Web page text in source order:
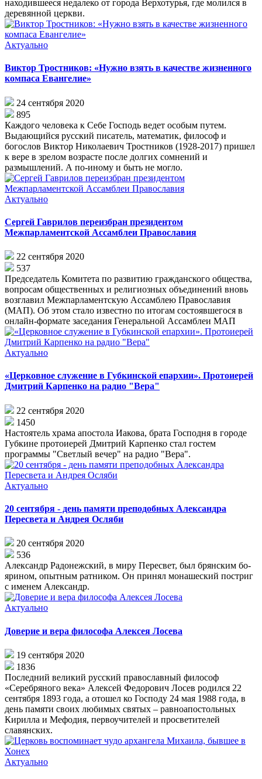
находившееся недалеко от города Верхотурья, где молился в
деревянной церкви.
Актуально
Виктор Тростников: «Нужно взять в качестве жизненного
компаса Евангелие»
24 сентября 2020
895
Каждого человека к Себе Господь ведет особым путем.
Выдающийся русский писатель, математик, философ и
богослов Виктор Николаевич Тростников (1928-2017) пришел
к вере в зрелом возрасте после долгих сомнений и
размышлений. А по-иному и быть не могло.
Актуально
Сергей Гаврилов переизбран президентом
Межпарламентской Ассамблеи Православия
22 сентября 2020
537
Председатель Комитета по развитию гражданского общества,
вопросам общественных и религиозных объединений вновь
возглавил Межпарламентскую Ассамблею Православия
(МАП). Об этом стало известно по итогам состоявшегося в
онлайн-формате заседания Генеральной Ассамблеи МАП
Актуально
«Церковное служение в Губкинской епархии». Протоиерей
Дмитрий Карпенко на радио "Вера"
22 сентября 2020
1450
Настоятель храма апостола Иакова, брата Господня в городе
Губкине протоиерей Дмитрий Карпенко стал гостем
программы "Светлый вечер" на радио "Вера".
Актуально
20 сентября - день памяти преподобных Александра
Пересвета и Андрея Осляби
20 сентября 2020
536
Алек­сандр Ра­до­неж­ский, в ми­ру Пе­ре­свет, был брян­ским бо­
яри­ном, опыт­ным рат­ни­ком. Он при­нял мо­на­ше­ский по­стриг
с име­нем Алек­сандр.
Актуально
Доверие и вера философа Алексея Лосева
19 сентября 2020
1836
Последний великий русский православный философ
«Серебряного века» Алексей Федорович Лосев родился 22
сентября 1893 года, а отошел ко Господу 24 мая 1988 года, в
день памяти своих любимых святых – равноапостольных
Кирилла и Мефодия, первоучителей и просветителей
славянских.
Актуально